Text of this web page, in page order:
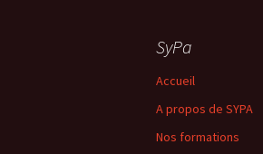
SyPa
Accueil
A propos de SYPA
Nos formations